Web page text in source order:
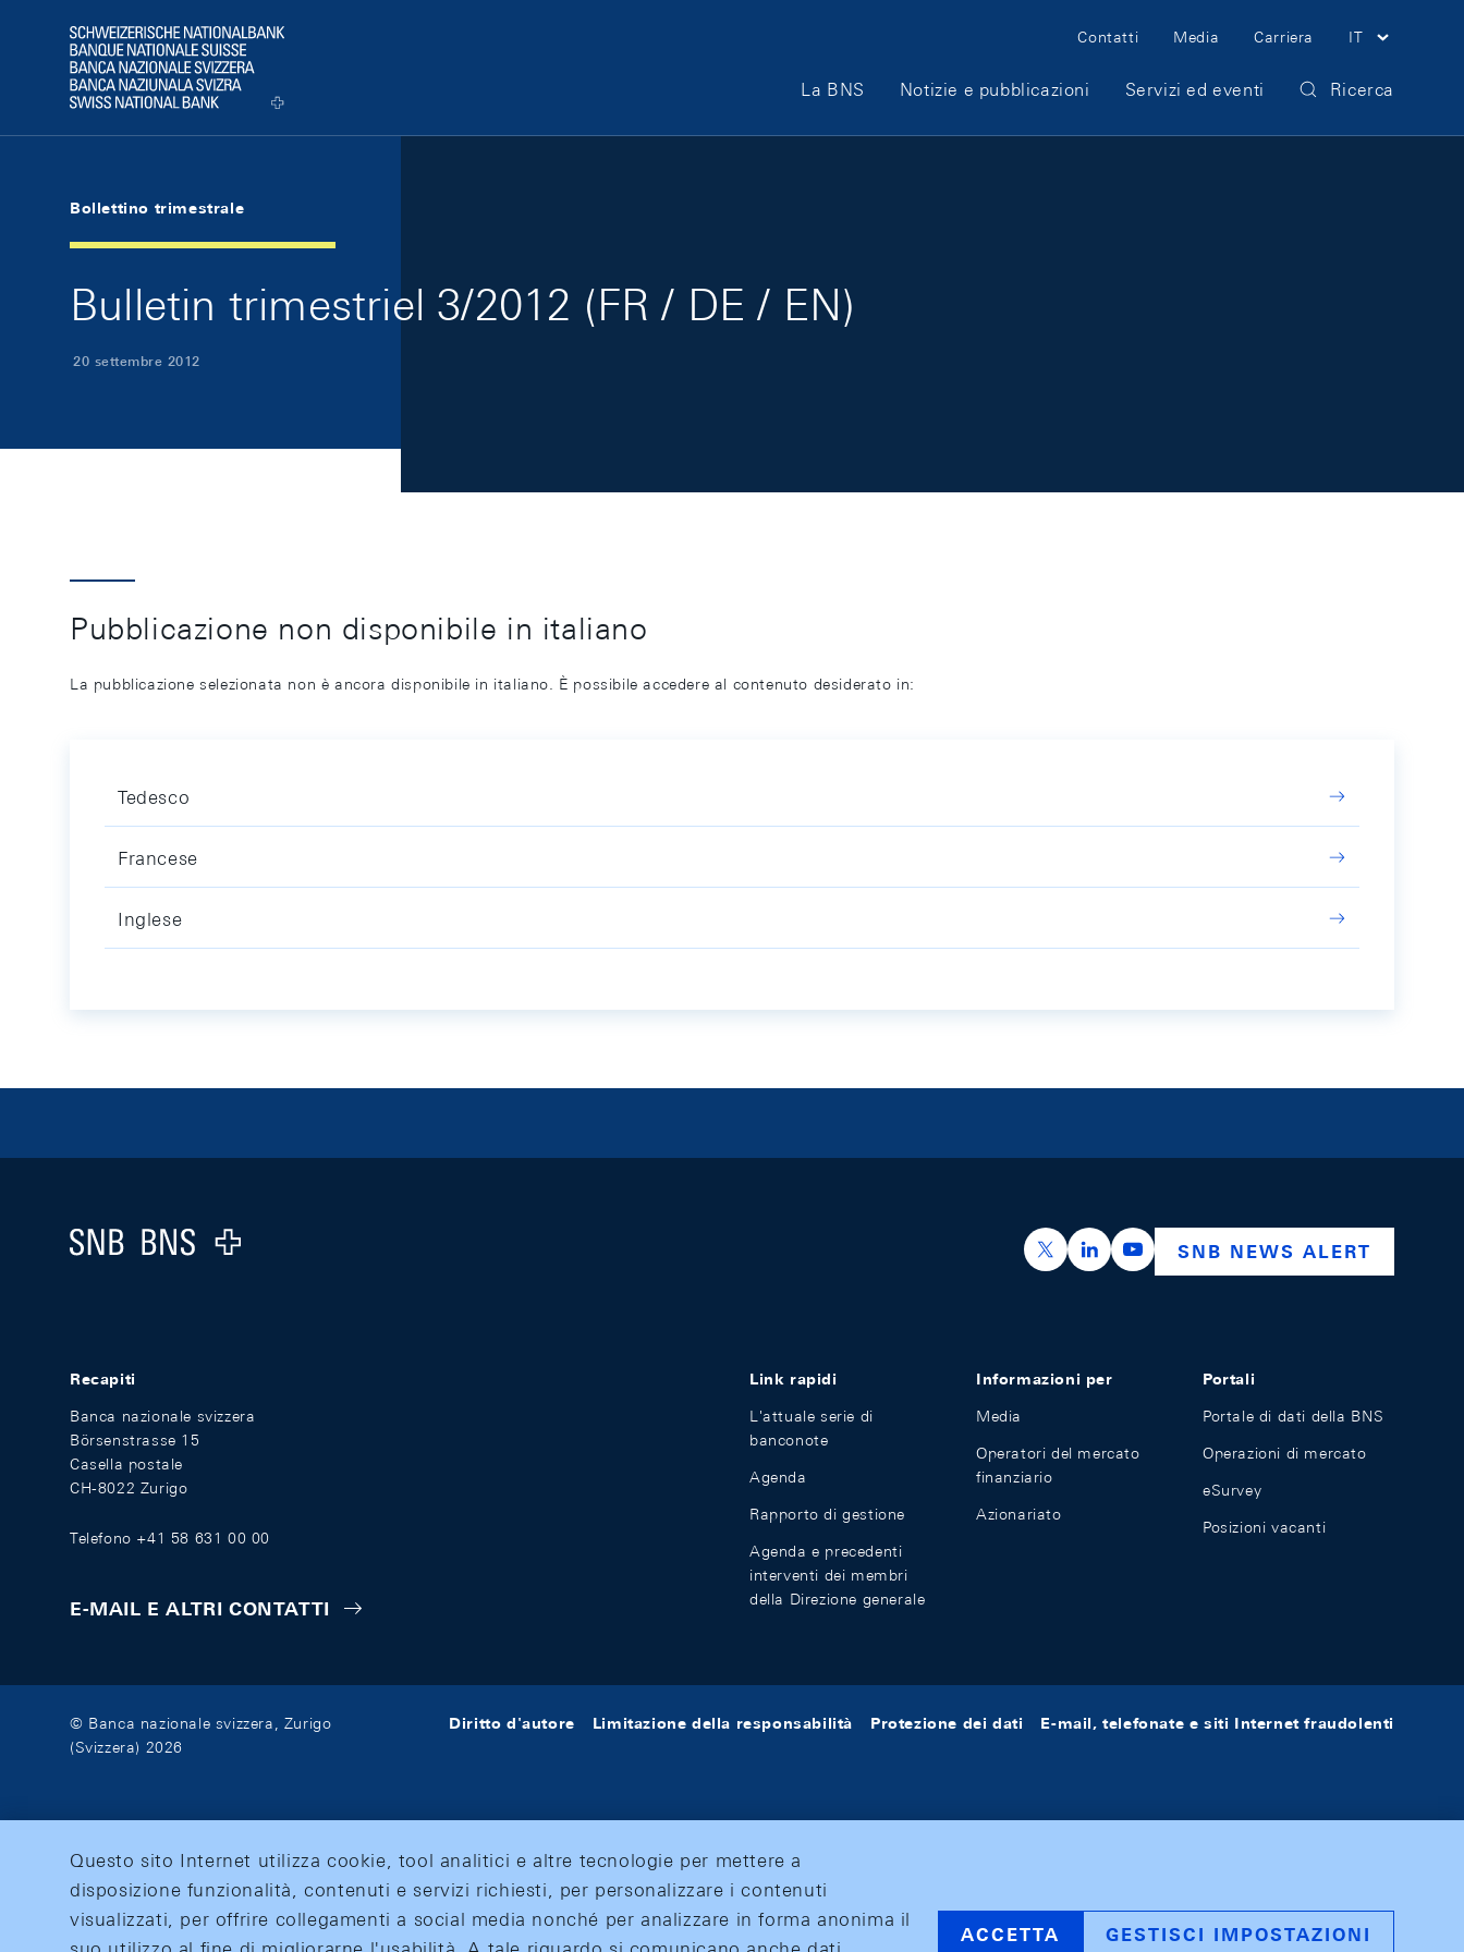
Logo
Meta Navigation
Contatti Media Carriera IT
Main Navigation
La BNS Notizie e pubblicazioni Servizi ed eventi Ricerca
Bollettino trimestrale
Bulletin trimestriel 3/2012 (FR / DE / EN)
20 settembre 2012
Pubblicazione non disponibile in italiano
La pubblicazione selezionata non è ancora disponibile in italiano. È possibile accedere al contenuto desiderato in:
Tedesco
Francese
Inglese
Logo
https://x.com/snb_bns
https://ch.linkedin.com/company/swiss-
https://www.youtube.com/
SNB NEWS ALERT
Recapiti
Banca nazionale svizzera
Börsenstrasse 15
Casella postale
CH-8022 Zurigo
Telefono +41 58 631 00 00
E-MAIL E ALTRI CONTATTI
Link rapidi
L'attuale serie di
banconote
Agenda
Rapporto di gestione
Agenda e precedenti
interventi dei membri
della Direzione generale
Informazioni per
Media
Operatori del mercato
finanziario
Azionariato
Portali
Portale di dati della BNS
Operazioni di mercato
eSurvey
Posizioni vacanti
© Banca nazionale svizzera, Zurigo
(Svizzera) 2026
Diritto d'autore Limitazione della responsabilità Protezione dei dati E-mail, telefonate e siti Internet fraudolenti
Questo sito Internet utilizza cookie, tool analitici e altre tecnologie per mettere a
disposizione funzionalità, contenuti e servizi richiesti, per personalizzare i contenuti
visualizzati, per offrire collegamenti a social media nonché per analizzare in forma anonima il
ACCETTA GESTISCI IMPOSTAZIONI